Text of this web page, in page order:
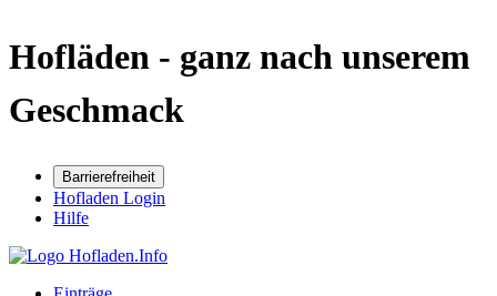
Hofläden - ganz nach unserem
Geschmack
Barrierefreiheit
Hofladen Login
Hilfe